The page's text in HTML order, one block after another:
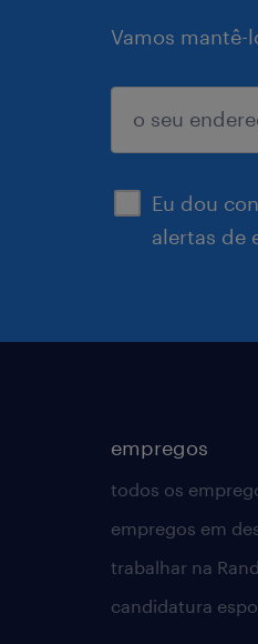
Vamos mantê-
Eu dou
alertas de
enviar
empregos
todos os
empregos em
trabalhar na
candidatura